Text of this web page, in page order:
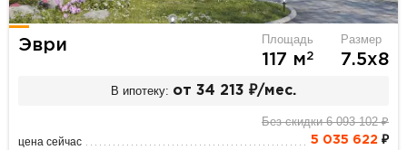
Эври Площадь
117 м2
Размер
7.5х8
В ипотеку: от 34 213 ₽/мес.
Без скидки 6 093 102 ₽
цена сейчас 5 035 622 ₽